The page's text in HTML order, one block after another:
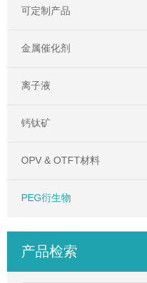
可定制产品
金属催化剂
离子液
钙钛矿
OPV & OTFT材料
PEG衍生物
产品检索